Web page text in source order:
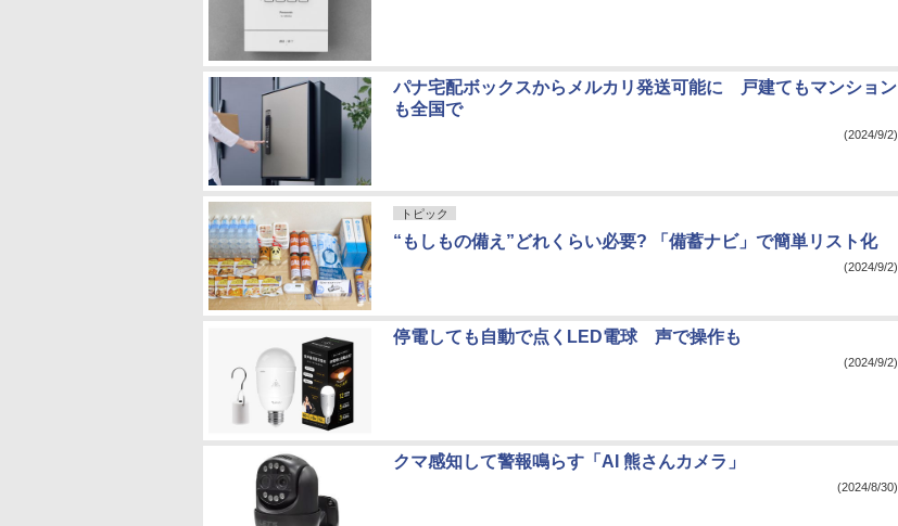
パナ宅配ボックスからメルカリ発送可能に 戸建てもマンション
も全国で
(2024/9/2)
トピック
“もしもの備え”どれくらい必要? 「備蓄ナビ」で簡単リスト化
(2024/9/2)
停電しても自動で点くLED電球 声で操作も
(2024/9/2)
クマ感知して警報鳴らす「AI 熊さんカメラ」
(2024/8/30)